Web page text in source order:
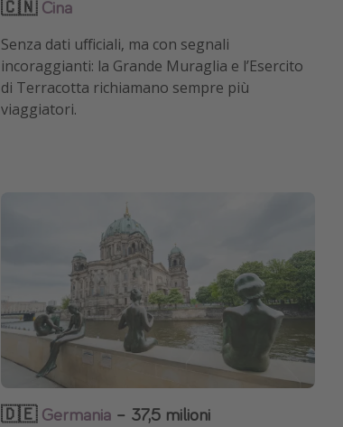
🇨🇳 Cina
Senza dati ufficiali, ma con segnali
incoraggianti: la Grande Muraglia e l’Esercito
di Terracotta richiamano sempre più
viaggiatori.
🇩🇪 Germania – 37,5 milioni